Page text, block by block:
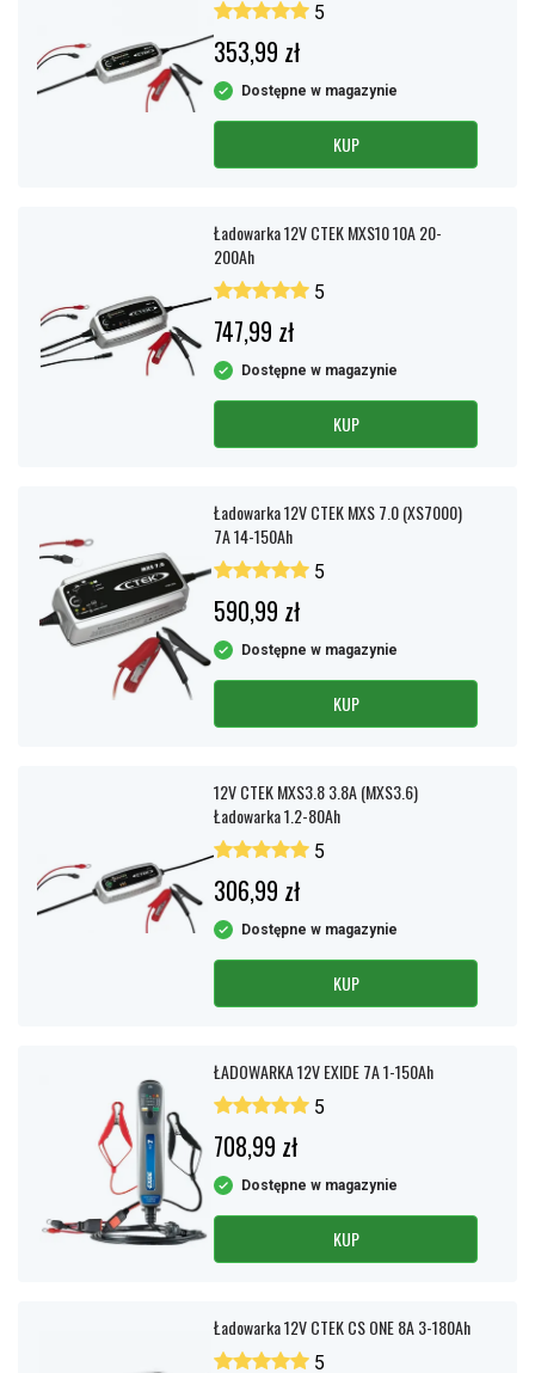
5
353,99 zł
Dostępne w magazynie
KUP
Ładowarka 12V CTEK MXS10 10A 20-
200Ah
5
747,99 zł
Dostępne w magazynie
KUP
Ładowarka 12V CTEK MXS 7.0 (XS7000)
7A 14-150Ah
5
590,99 zł
Dostępne w magazynie
KUP
12V CTEK MXS3.8 3.8A (MXS3.6)
Ładowarka 1.2-80Ah
5
306,99 zł
Dostępne w magazynie
KUP
ŁADOWARKA 12V EXIDE 7A 1-150Ah
5
708,99 zł
Dostępne w magazynie
KUP
Ładowarka 12V CTEK CS ONE 8A 3-180Ah
5